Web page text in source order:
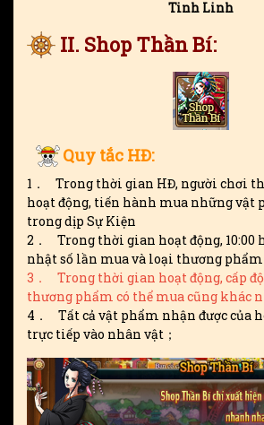
Tinh Linh
II. Shop Thần Bí:
Quy tắc HĐ:
1． Trong thời gian HĐ, người chơi
hoạt động, tiến hành mua những vật
trong dịp Sự Kiện
2． Trong thời gian hoạt động, 10:00
nhật số lần mua và loại thương phẩm
3． Trong thời gian hoạt động, cấp
thương phẩm có thể mua cũng khác
4． Tất cả vật phẩm nhận được của
trực tiếp vào nhân vật；